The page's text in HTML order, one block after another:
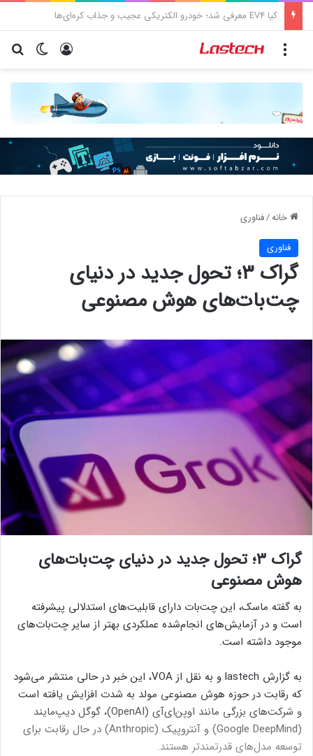
تغییر ورود
خانه/فناوری
فناوری
گراک ۳؛ تحول جدید در دنیای
چت‌بات‌های هوش مصنوعی
گراک ۳؛ تحول جدید در دنیای چت‌بات‌های
هوش مصنوعی
به گفته ماسک، این چت‌بات دارای قابلیت‌های استدلالی پیشرفته
است و در آزمایش‌های انجام‌شده عملکردی بهتر از سایر چت‌بات‌های
موجود داشته است.
به گزارش lastech و به نقل از VOA، این خبر در حالی منتشر می‌شود
که رقابت در حوزه هوش مصنوعی مولد به شدت افزایش یافته است
و شرکت‌های بزرگی مانند اوپن‌ای‌آی (OpenAI)، گوگل دیپ‌مایند
(Google DeepMind) و آنتروپیک (Anthropic) در حال رقابت برای
توسعه مدل‌های قدرتمندتر هستند.